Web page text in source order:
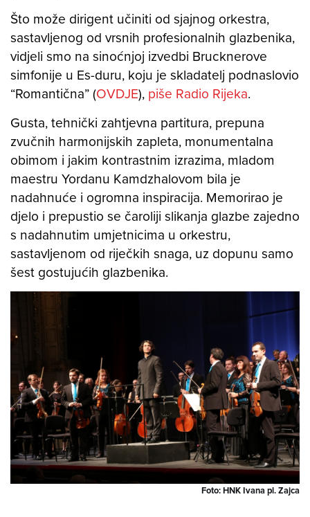
Što može dirigent učiniti od sjajnog orkestra,
sastavljenog od vrsnih profesionalnih glazbenika,
vidjeli smo na sinoćnjoj izvedbi Brucknerove
simfonije u Es-duru, koju je skladatelj podnaslovio
“Romantična” (OVDJE), piše Radio Rijeka.
Gusta, tehnički zahtjevna partitura, prepuna
zvučnih harmonijskih zapleta, monumentalna
obimom i jakim kontrastnim izrazima, mladom
maestru Yordanu Kamdzhalovom bila je
nadahnuće i ogromna inspiracija. Memorirao je
djelo i prepustio se čaroliji slikanja glazbe zajedno
s nadahnutim umjetnicima u orkestru,
sastavljenom od riječkih snaga, uz dopunu samo
šest gostujućih glazbenika.
Foto: HNK Ivana pl. Zajca